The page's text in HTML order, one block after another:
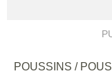
POUSSINS /